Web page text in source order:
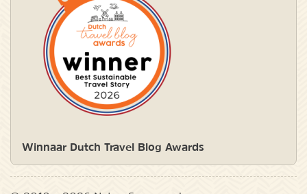
Winnaar Dutch Travel Blog Awards